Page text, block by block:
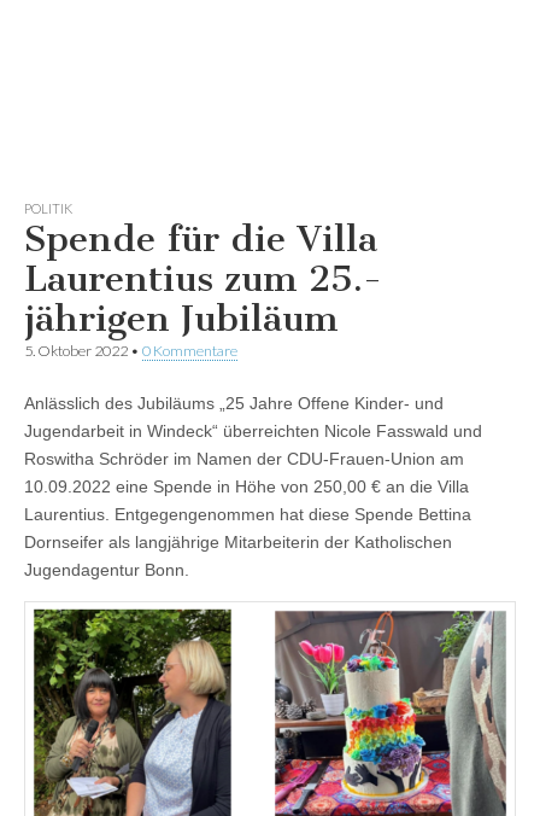
POLITIK
Spende für die Villa
Laurentius zum 25.-
jährigen Jubiläum
5. Oktober 2022 • 0 Kommentare
Anlässlich des Jubiläums „25 Jahre Offene Kinder- und
Jugendarbeit in Windeck“ überreichten Nicole Fasswald und
Roswitha Schröder im Namen der CDU-Frauen-Union am
10.09.2022 eine Spende in Höhe von 250,00 € an die Villa
Laurentius. Entgegengenommen hat diese Spende Bettina
Dornseifer als langjährige Mitarbeiterin der Katholischen
Jugendagentur Bonn.